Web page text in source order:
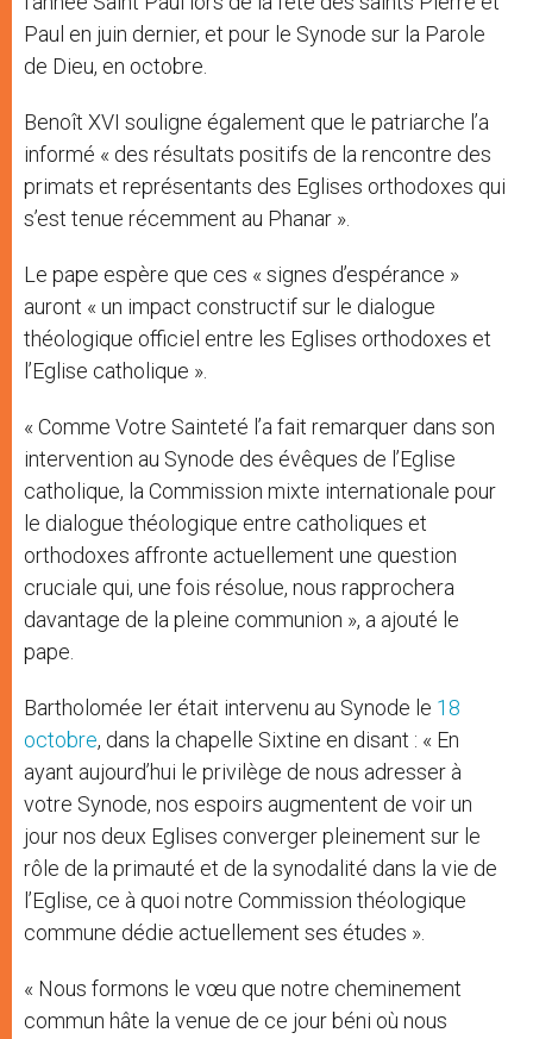
Paul en juin dernier, et pour le Synode sur la Parole
de Dieu, en octobre.
Benoît XVI souligne également que le patriarche l’a
informé « des résultats positifs de la rencontre des
primats et représentants des Eglises orthodoxes qui
s’est tenue récemment au Phanar ».
Le pape espère que ces « signes d’espérance »
auront « un impact constructif sur le dialogue
théologique officiel entre les Eglises orthodoxes et
l’Eglise catholique ».
« Comme Votre Sainteté l’a fait remarquer dans son
intervention au Synode des évêques de l’Eglise
catholique, la Commission mixte internationale pour
le dialogue théologique entre catholiques et
orthodoxes affronte actuellement une question
cruciale qui, une fois résolue, nous rapprochera
davantage de la pleine communion », a ajouté le
pape.
Bartholomée Ier était intervenu au Synode le 18
octobre, dans la chapelle Sixtine en disant : « En
ayant aujourd’hui le privilège de nous adresser à
votre Synode, nos espoirs augmentent de voir un
jour nos deux Eglises converger pleinement sur le
rôle de la primauté et de la synodalité dans la vie de
l’Eglise, ce à quoi notre Commission théologique
commune dédie actuellement ses études ».
« Nous formons le vœu que notre cheminement
commun hâte la venue de ce jour béni où nous